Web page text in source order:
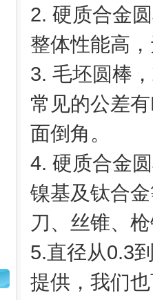
2. 硬质合金
整体性能高
3. 毛坯圆棒
常见的公差
面倒角。
4. 硬质合金
镍基及钛合
刀、丝锥、
5.直径从0.3
提供，我们